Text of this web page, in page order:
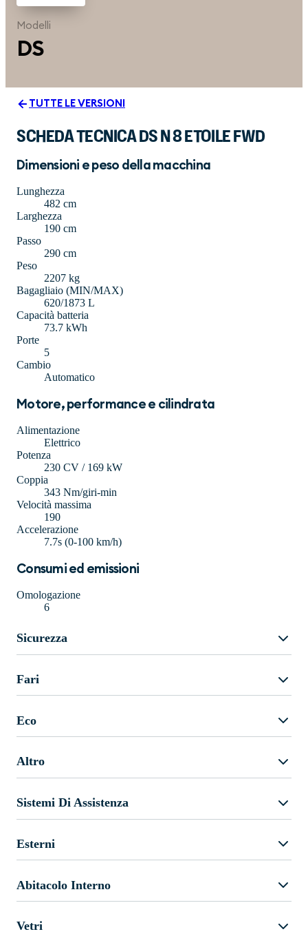
Modelli
DS
TUTTE LE VERSIONI
SCHEDA TECNICA DS N 8 ETOILE FWD
Dimensioni e peso della macchina
Lunghezza
482 cm
Larghezza
190 cm
Passo
290 cm
Peso
2207 kg
Bagagliaio (MIN/MAX)
620/1873 L
Capacità batteria
73.7 kWh
Porte
5
Cambio
Automatico
Motore, performance e cilindrata
Alimentazione
Elettrico
Potenza
230 CV / 169 kW
Coppia
343 Nm/giri-min
Velocità massima
190
Accelerazione
7.7s (0-100 km/h)
Consumi ed emissioni
Omologazione
6
Sicurezza
Fari
Eco
Altro
Sistemi Di Assistenza
Esterni
Abitacolo Interno
Vetri